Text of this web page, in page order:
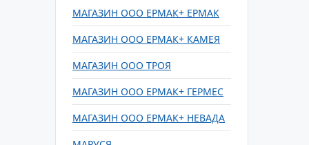
МАГАЗИН ООО ЕРМАК+ ЕРМАК
МАГАЗИН ООО ЕРМАК+ КАМЕЯ
МАГАЗИН ООО ТРОЯ
МАГАЗИН ООО ЕРМАК+ ГЕРМЕС
МАГАЗИН ООО ЕРМАК+ НЕВАДА